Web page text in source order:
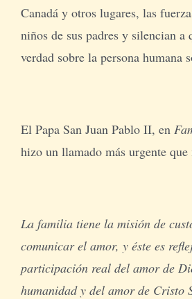
Canadá y otros lugares, las
niños de sus padres y silencian a
verdad sobre la persona humana
El Papa San Juan Pablo II, en
hizo un llamado más urgente que
La familia tiene la misión de
comunicar el amor, y éste es
participación real del amor de
humanidad y del amor de Cristo